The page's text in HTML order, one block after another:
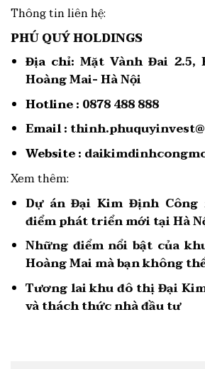
Thông tin liên hệ:
PHÚ QUÝ HOLDINGS
Địa chỉ:Mặt Vành Đai 2.5,
Hoàng Mai- Hà Nội
Hotline : 0878 488 888
Email :
Website :
Xem thêm:
Dự án Đại Kim Định
điểm phát triển mới tại Hà
Những điểm nổi bật của
Hoàng Mai mà bạn không
Tương lai khu đô thị Đại
và thách thức nhà đầu tư